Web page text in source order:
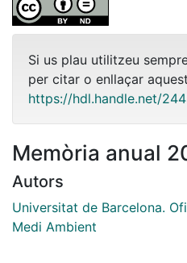
Si us plau utilitzeu
per citar o enllaçar
https://hdl.handle.net/
Memòria anual
Autors
Universitat de Barcelona.
Medi Ambient